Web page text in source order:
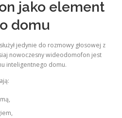
jako element
domu
jedynie do rozmowy głosowej z
nowoczesny wideodomofon jest
inteligentnego domu.